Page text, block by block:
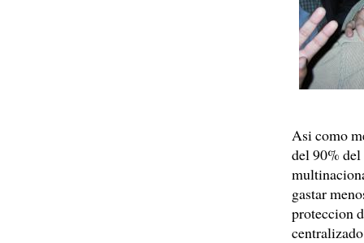
Asi como
del 90% del
gastar
proteccion